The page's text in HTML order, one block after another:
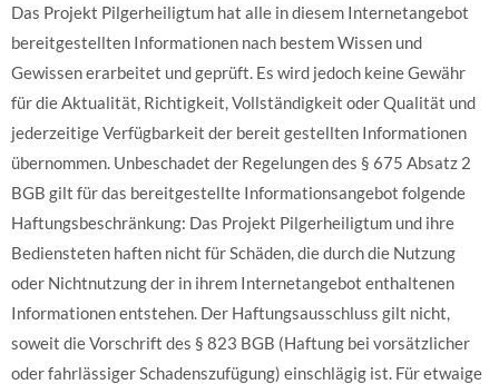
Das Projekt Pilgerheiligtum hat alle in diesem Internetangebot
bereitgestellten Informationen nach bestem Wissen und
Gewissen erarbeitet und geprüft. Es wird jedoch keine Gewähr
für die Aktualität, Richtigkeit, Vollständigkeit oder Qualität und
jederzeitige Verfügbarkeit der bereit gestellten Informationen
übernommen. Unbeschadet der Regelungen des § 675 Absatz 2
BGB gilt für das bereitgestellte Informationsangebot folgende
Haftungsbeschränkung: Das Projekt Pilgerheiligtum und ihre
Bediensteten haften nicht für Schäden, die durch die Nutzung
oder Nichtnutzung der in ihrem Internetangebot enthaltenen
Informationen entstehen. Der Haftungsausschluss gilt nicht,
soweit die Vorschrift des § 823 BGB (Haftung bei vorsätzlicher
oder fahrlässiger Schadenszufügung) einschlägig ist. Für etwaige